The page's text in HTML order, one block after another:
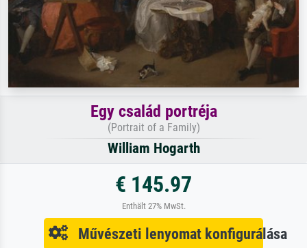
Egy család portréja
(Portrait of a Family)
William Hogarth
€ 145.97
Enthält 27% MwSt.
Művészeti lenyomat konfigurálása